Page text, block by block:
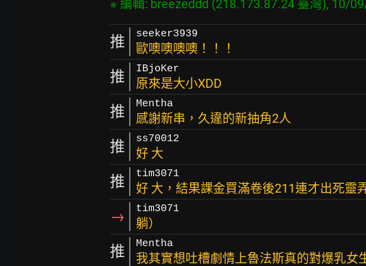
推 seeker3939
歐噢噢噢噢！！！
推 IBjoKer
原來是大小XDD
推 Mentha
感謝新串，久違的新抽角2人
推 ss70012
好 大
推 tim3071
好 大，結果課金買滿卷後211連才出死靈
→ tim3071
躺）
推 Mentha
我其實想吐槽劇情上魯法斯真的對爆乳女